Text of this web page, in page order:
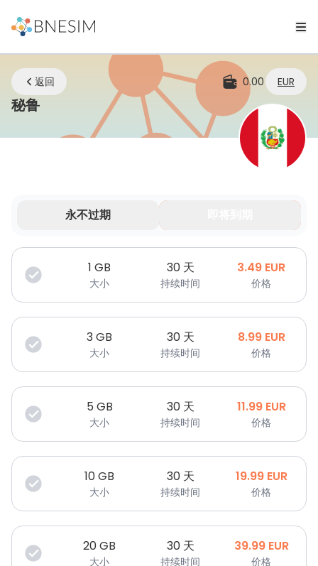
返回 0.00 EUR
秘鲁eSIM | 无论您身在何处，始终保持连接
永不过期
您的数据在有限时间内有效。
1 GB
大小
30 天
持续时间
3.49 EUR
价格
3GB
大小
30 天
持续时间
8.99 EUR
价格
5 GB
大小
30 天
持续时间
11.99 EUR
价格
10GB
大小
30 天
持续时间
19.99 EUR
价格
20GB
大小
30 天
持续时间
39.99 EUR
价格